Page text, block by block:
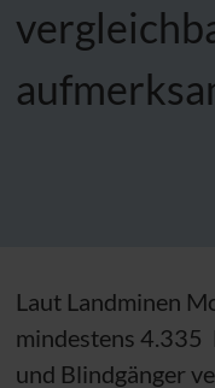
Laut Landminen
mindestens 4.335
und Blindgänger